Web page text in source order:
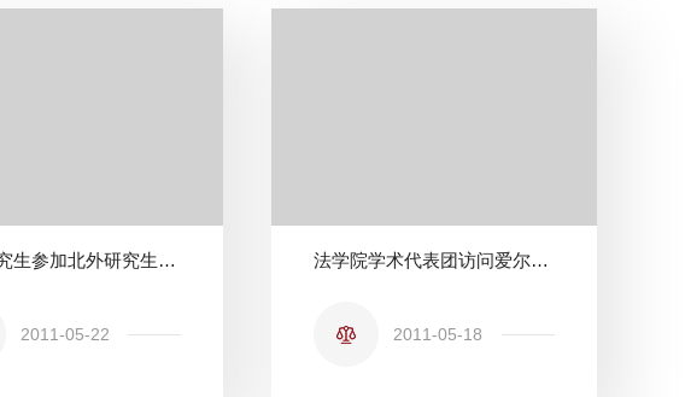
我院研究生参加北外研究生论坛
2011-05-22
法学院学术代表团访问爱尔兰知名高校法学院
2011-05-18